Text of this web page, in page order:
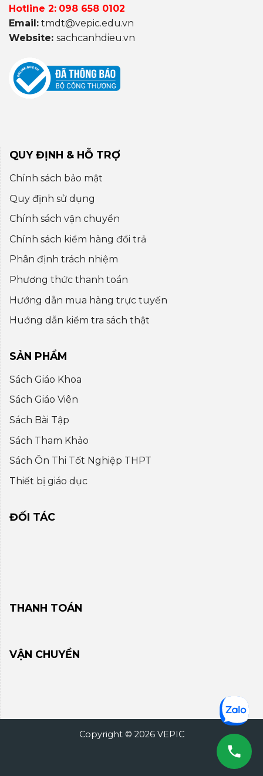
Hotline 2: 098 658 0102
Email: tmdt@vepic.edu.vn
Website: sachcanhdieu.vn
QUY ĐỊNH & HỖ TRỢ
Chính sách bảo mật
Quy định sử dụng
Chính sách vận chuyển
Chính sách kiểm hàng đổi trả
Phân định trách nhiệm
Phương thức thanh toán
Hướng dẫn mua hàng trực tuyến
Huớng dẫn kiểm tra sách thật
SẢN PHẨM
Sách Giáo Khoa
Sách Giáo Viên
Sách Bài Tập
Sách Tham Khảo
Sách Ôn Thi Tốt Nghiệp THPT
Thiết bị giáo dục
ĐỐI TÁC
THANH TOÁN
VẬN CHUYỂN
Copyright © 2026 VEPIC